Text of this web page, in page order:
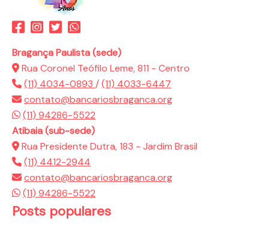
Bragança Paulista (sede)
Rua Coronel Teófilo Leme, 811 - Centro
(11) 4034-0893 /(11) 4033-6447
contato@bancariosbraganca.org
(11) 94286-5522
Atibaia (sub-sede)
Rua Presidente Dutra, 183 - Jardim Brasil
(11) 4412-2944
contato@bancariosbraganca.org
(11) 94286-5522
Posts populares